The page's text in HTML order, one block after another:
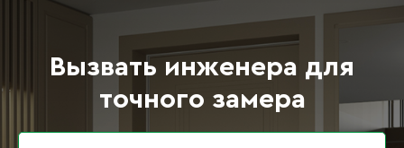
Вызвать инженера для
точного замера